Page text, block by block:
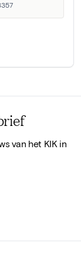
van het KIK in